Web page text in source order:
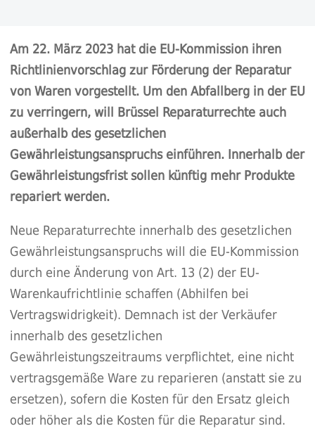
Am 22. März 2023 hat die EU-Kommission ihren
Richtlinienvorschlag zur Förderung der Reparatur
von Waren vorgestellt. Um den Abfallberg in der EU
zu verringern, will Brüssel Reparaturrechte auch
außerhalb des gesetzlichen
Gewährleistungsanspruchs einführen. Innerhalb der
Gewährleistungsfrist sollen künftig mehr Produkte
repariert werden.
Neue Reparaturrechte innerhalb des gesetzlichen
Gewährleistungsanspruchs will die EU-Kommission
durch eine Änderung von Art. 13 (2) der EU-
Warenkaufrichtlinie schaffen (Abhilfen bei
Vertragswidrigkeit). Demnach ist der Verkäufer
innerhalb des gesetzlichen
Gewährleistungszeitraums verpflichtet, eine nicht
vertragsgemäße Ware zu reparieren (anstatt sie zu
ersetzen), sofern die Kosten für den Ersatz gleich
oder höher als die Kosten für die Reparatur sind.